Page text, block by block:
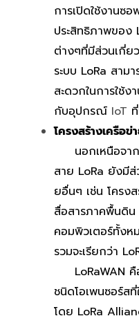
การเปิดใช้งานซ
ประสิทธิภาพของ
ต่างๆที่มีส่วนเกี่ย
ระบบ LoRa สาม
สะดวกในการใช้ง
กับอุปกรณ์ IoT
โครงสร้างเครือ
นอกเหนือจาก
สาย LoRa ยังมีส่
ยอื่นๆ เช่น โครง
สื่อสารภาคพื้นดิน
คอมพิวเตอร์ทั้งห
รวมจะเรียกว่า
LoRaWAN คือ
ชนิดโอเพนซอร์ส
โดย LoRa